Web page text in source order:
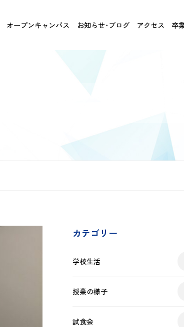
オープンキャンパス お知らせ･ブログ アクセス 卒
カテゴリー
学校生活
授業の様子
試食会